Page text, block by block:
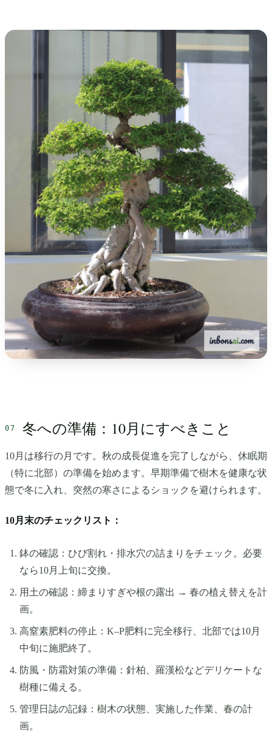
冬への準備：10月にすべきこと
10月は移行の月です。秋の成長促進を完了しながら、休眠期
（特に北部）の準備を始めます。早期準備で樹木を健康な状
態で冬に入れ、突然の寒さによるショックを避けられます。
10月末のチェックリスト：
鉢の確認：ひび割れ・排水穴の詰まりをチェック。必要
なら10月上旬に交換。
用土の確認：締まりすぎや根の露出 → 春の植え替えを計
画。
高窒素肥料の停止：K–P肥料に完全移行、北部では10月
中旬に施肥終了。
防風・防霜対策の準備：針柏、羅漢松などデリケートな
樹種に備える。
管理日誌の記録：樹木の状態、実施した作業、春の計
画。